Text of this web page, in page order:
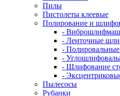
Пилы
Пистолеты клеевые
Полирование и
-
- Ленточные
-
-
- Шлифование
-
Пылесосы
Рубанки